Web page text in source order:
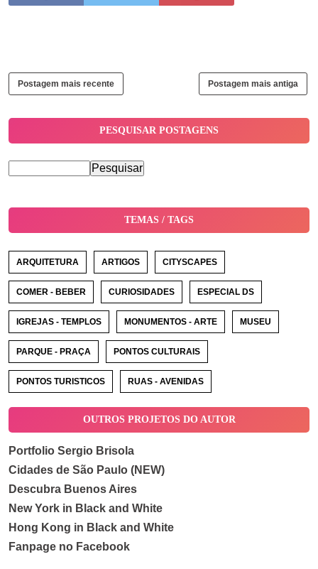
Postagem mais recente Postagem mais antiga
PESQUISAR POSTAGENS
TEMAS / TAGS
ARQUITETURA ARTIGOS CITYSCAPES
COMER - BEBER CURIOSIDADES ESPECIAL DS
IGREJAS - TEMPLOS MONUMENTOS - ARTE MUSEU
PARQUE - PRAÇA PONTOS CULTURAIS
PONTOS TURISTICOS RUAS - AVENIDAS
OUTROS PROJETOS DO AUTOR
Portfolio Sergio Brisola
Cidades de São Paulo (NEW)
Descubra Buenos Aires
New York in Black and White
Hong Kong in Black and White
Fanpage no Facebook